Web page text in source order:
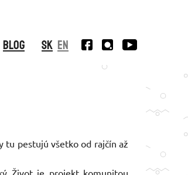
Blog SK EN
tu pestujú všetko od rajčín až